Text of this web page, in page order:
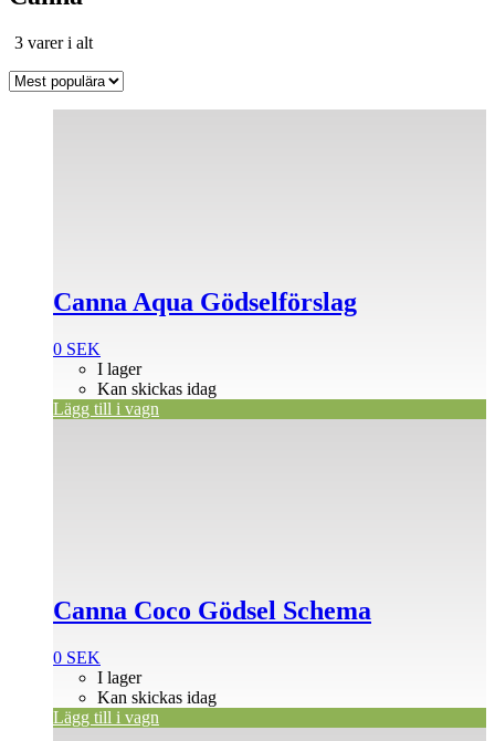
3 varer i altSortera
popularitet
Canna Aqua Gödselförslag
0 SEK
I lager
Kan skickas idag
Lägg till i vagn
Canna Coco Gödsel Schema
0 SEK
I lager
Kan skickas idag
Lägg till i vagn